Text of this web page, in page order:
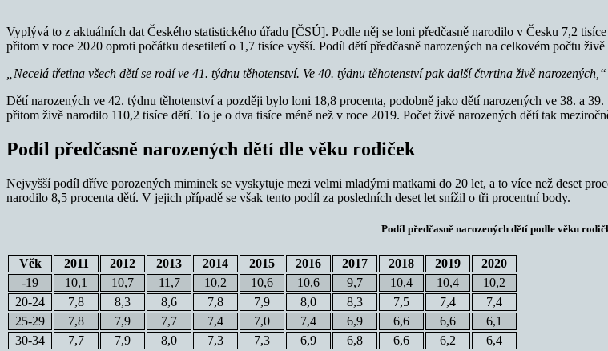
Vyplývá to z aktuálních dat Českého statistického úřadu [ČSÚ]. Podle něj se loni předčasně narodilo v Česku 7,2
přitom v roce 2020 oproti počátku desetiletí o 1,7 tisíce vyšší. Podíl dětí předčasně narozených na celkovém počtu
„Necelá třetina všech dětí se rodí ve 41. týdnu těhotenství. Ve 40. týdnu těhotenství pak další čtvrtina živě narozených,“
Dětí narozených ve 42. týdnu těhotenství a později bylo loni 18,8 procenta, podobně jako dětí narozených ve 38. a
přitom živě narodilo 110,2 tisíce dětí. To je o dva tisíce méně než v roce 2019. Počet živě narozených dětí tak
Podíl předčasně narozených dětí dle věku rodiček
Nejvyšší podíl dříve porozených miminek se vyskytuje mezi velmi mladými matkami do 20 let, a to více než deset
narodilo 8,5 procenta dětí. V jejich případě se však tento podíl za posledních deset let snížil o tři procentní body.
Podíl předčasně narozených dětí podle věku
Věk 2011 2012 2013 2014 2015 2016 2017 2018 2019
2020
-19
10,1 10,7 11,7 10,2 10,6 10,6 9,7 10,4 10,4
10,2
20-24
7,8 8,3 8,6 7,8 7,9 8,0 8,3 7,5 7,4
7,4
25-29
7,8 7,9 7,7 7,4 7,0 7,4 6,9 6,6 6,6
6,1
30-34
7,7 7,9 8,0 7,3 7,3 6,9 6,8 6,6 6,2
6,4